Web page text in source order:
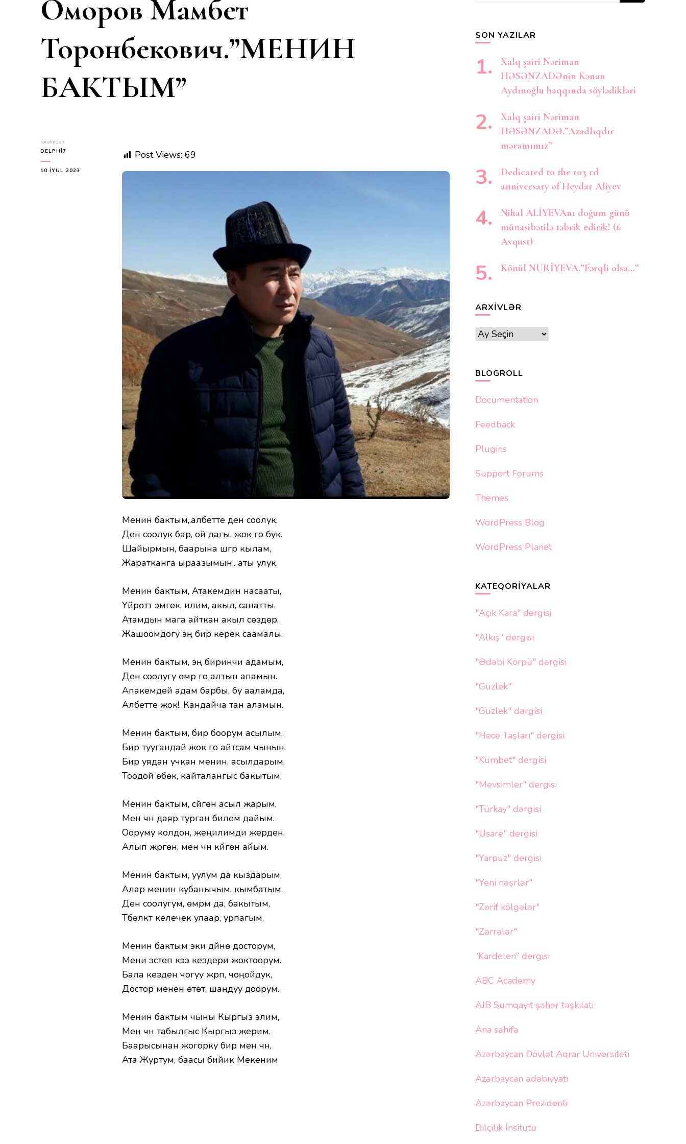
Оморов Мамбет
Торонбекович.”МЕНИН
БАКТЫМ”
tərəfindən
DELPHI7
10 İYUL 2023
Post Views: 69
Менин бактым,.албетте ден соолук,
Ден соолук бар, ой дагы, жок го бук.
Шайырмын, баарына шүгүр кылам,
Жаратканга ыраазымын,. аты улук.
Менин бактым, Атакемдин насааты,
Үйрөттү эмгек, илим, акыл, санатты.
Атамдын мага айткан акыл сөздөрү,
Жашоомдогу эң бир керек саамалы.
Менин бактым, эң биринчи адамым,
Ден соолугу өмүрү го алтын апамын.
Апакемдей адам барбы, бу ааламда,
Албетте жок!. Кандайча тан аламын.
Менин бактым, бир боорум асылым,
Бир туугандай жок го айтсам чынын.
Бир уядан учкан менин, асылдарым,
Тоодой өбөк, кайталангыс бакытым.
Менин бактым, сүйгөн асыл жарым,
Мен үчүн даяр турган билем дайым.
Ооруму колдон, жеңилимди жерден,
Алып жүргөн, мен үчүн күйгөн айым.
Менин бактым, уулум да кыздарым,
Алар менин кубанычым, кымбатым.
Ден соолугум, өмүрүм да, бакытым,
Түбөлүктүү келечек улаар, урпагым.
Менин бактым эки дүйнө досторум,
Мени эстеп кээ кездери жоктоорум.
Бала кезден чогуу жүрүп, чоңойдук,
Достор менен өтөт, шаңдуу доорум.
Менин бактым чыны Кыргыз элим,
Мен үчүн табылгыс Кыргыз жерим.
Баарысынан жогорку бир мен үчүн,
Ата Журтум, баасы бийик Мекеним
SON YAZILAR
Xalq şairi Nəriman
HƏSƏNZADƏnin Kənan
Aydınoğlu haqqında söylədikləri
Xalq şairi Nəriman
HƏSƏNZADƏ.”Azadlıqdır
məramımız”
Dedicated to the 103 rd
anniversary of Heydar Aliyev
Nihal ALİYEVAnı doğum günü
münasibətilə təbrik edirik! (6
Avqust)
Könül NURİYEVA.”Fərqli olsa…”
ARXIVLƏR
Arxivlər
BLOGROLL
Documentation
Feedback
Plugins
Support Forums
Themes
WordPress Blog
WordPress Planet
KATEQORIYALAR
"Açık Kara" dergisi
"Alkış" dergisi
"Ədəbi Körpü" dərgisi
"Güzlek"
"Güzlek" dərgisi
"Hece Taşları" dergisi
"Kümbet" dergisi
"Mevsimler" dergisi
"Türkay" dərgisi
"Usare" dergisi
"Yarpuz" dergisi
"Yeni nəşrlər"
"Zərif kölgələr"
"Zərrələr"
“Kardelen” dergisi
ABC Academy
AJB Sumqayıt şəhər təşkilatı
Ana səhifə
Azərbaycan Dövlət Aqrar Universiteti
Azərbaycan ədəbiyyatı
Azərbaycan Prezidenti
Dilçilik İnsitutu